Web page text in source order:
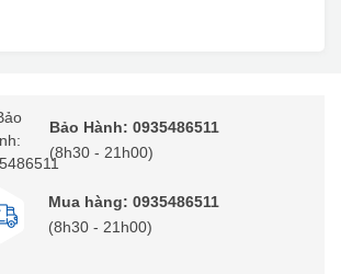
Bảo Hành: 0935486511
(8h30 - 21h00)
Mua hàng: 0935486511
(8h30 - 21h00)